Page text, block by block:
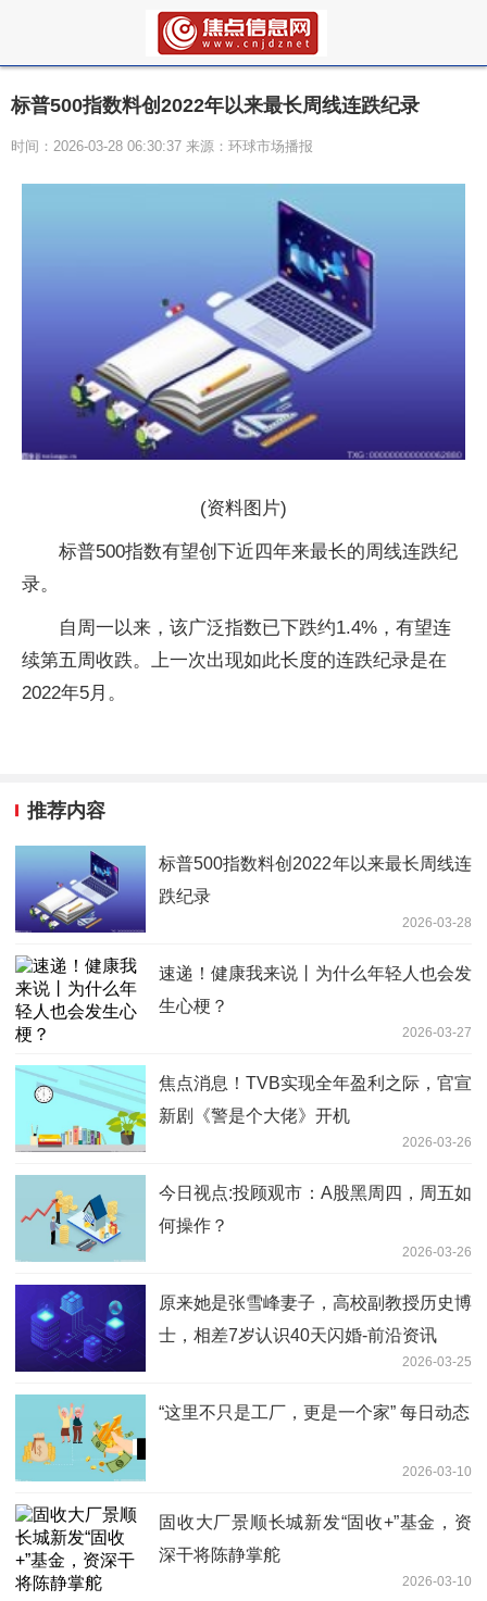
标普500指数料创2022年以来最长周线连跌纪录
时间：2026-03-28 06:30:37 来源：环球市场播报
(资料图片)
标普500指数有望创下近四年来最长的周线连跌纪
录。
自周一以来，该广泛指数已下跌约1.4%，有望连
续第五周收跌。上一次出现如此长度的连跌纪录是在
2022年5月。
推荐内容
标普500指数料创2022年以来最长周线连
跌纪录
2026-03-28
速递！健康我来说丨为什么年轻人也会发
生心梗？
2026-03-27
焦点消息！TVB实现全年盈利之际，官宣
新剧《警是个大佬》开机
2026-03-26
今日视点:投顾观市：A股黑周四，周五如
何操作？
2026-03-26
原来她是张雪峰妻子，高校副教授历史博
士，相差7岁认识40天闪婚-前沿资讯
2026-03-25
“这里不只是工厂，更是一个家” 每日动态
2026-03-10
固收大厂景顺长城新发“固收+”基金，资
深干将陈静掌舵
2026-03-10